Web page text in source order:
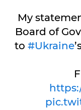
My
Board of
to #Ukraine